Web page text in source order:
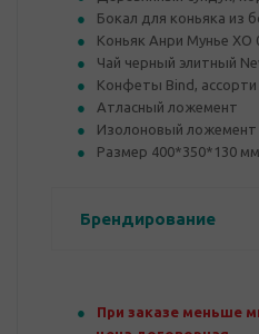
Бокал для коньяка из
Коньяк Анри Мунье XO
Чай черный элитный
Конфеты Bind, ассорти
Атласный ложемент
Изолоновый ложемент
Размер 400*350*130 мм
Брендирование
При заказе меньше